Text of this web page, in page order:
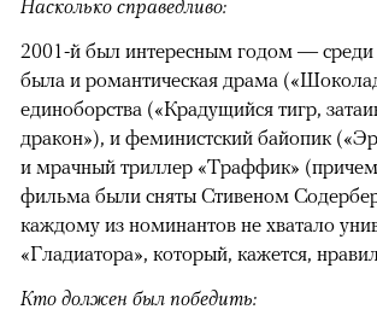
Насколько справедливо:
2001-й был интересным годом —
была и романтическая драма
единоборства («Крадущийся тигр,
дракон»), и феминистский байопик
и мрачный триллер «Траффик»
фильма были сняты Стивеном
каждому из номинантов не хватало
«Гладиатора», который, кажется,
Кто должен был победить: